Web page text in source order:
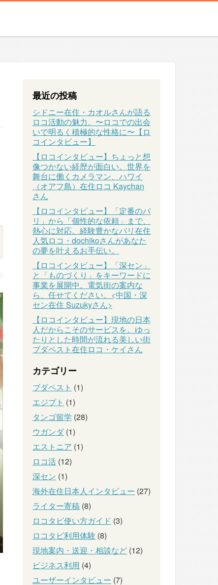
最近の投稿
シドニー在住・カオルさんが語る
ロコ活動の魅力。〜ロコでの出会
いで明るく積極的な性格に〜【ロ
コインタビュー】
【ロコインタビュー】ちょっと想
像つかない経歴が面白い。世界を
舞台に働くカメラマン、ハワイ
（オアフ島）在住ロコ Kaychan
さん
【ロコインタビュー】「定番のパ
リ」から「個性的な依頼」まで、
熱心に対応。経験豊かなパリ在住
人気ロコ・dochikoさんがあなた
の夢を叶えるお手伝い。
【ロコインタビュー】「深セン」
と「ものづくり」をキーワードに
事業を展開中。電気街の案内な
ら、任せてください。<中国・深
セン在住 Suzukyさん>
【ロコインタビュー】現地の日本
人だからこそのサービスを。ゆっ
たりとした時間が流れる美しい街
ブダペスト在住ロコ・ケイさん
カテゴリー
ブダペスト (1)
エジプト (1)
タンゴ留学 (28)
ウガンダ(1)
エストニア (1)
ロコ活 (12)
深セン (1)
海外在住日本人インタビュー (27)
ライター寄稿 (8)
ロコタビ使い方ガイド (3)
ロコタビ利用体験 (8)
現地案内・送迎・相談など (12)
ビジネス利用 (4)
ユーザーインタビュー (7)